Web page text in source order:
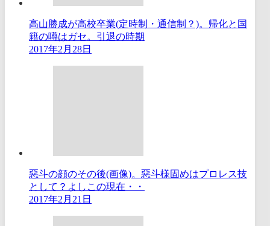
高山勝成が高校卒業(定時制・通信制？)。帰化と国
籍の噂はガセ。引退の時期
2017年2月28日
惡斗の顔のその後(画像)。惡斗様固めはプロレス技
として？よしこの現在・・
2017年2月21日